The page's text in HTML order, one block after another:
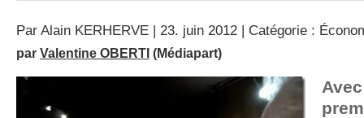
Par Alain KERHERVE | 23. juin 2012 | Catégorie :
par Valentine OBERTI (Médiapart)